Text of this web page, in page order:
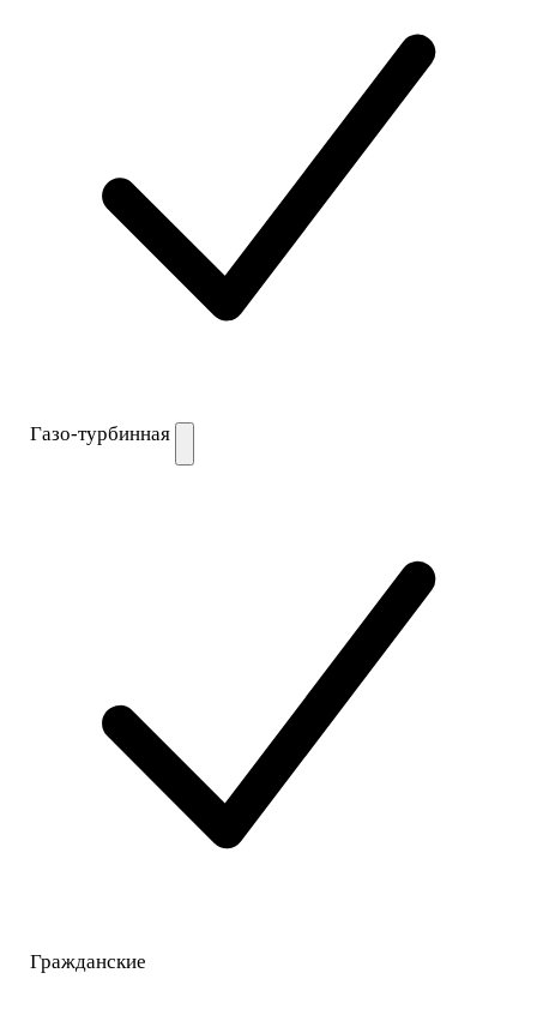
Газо-турбинная
Гражданские